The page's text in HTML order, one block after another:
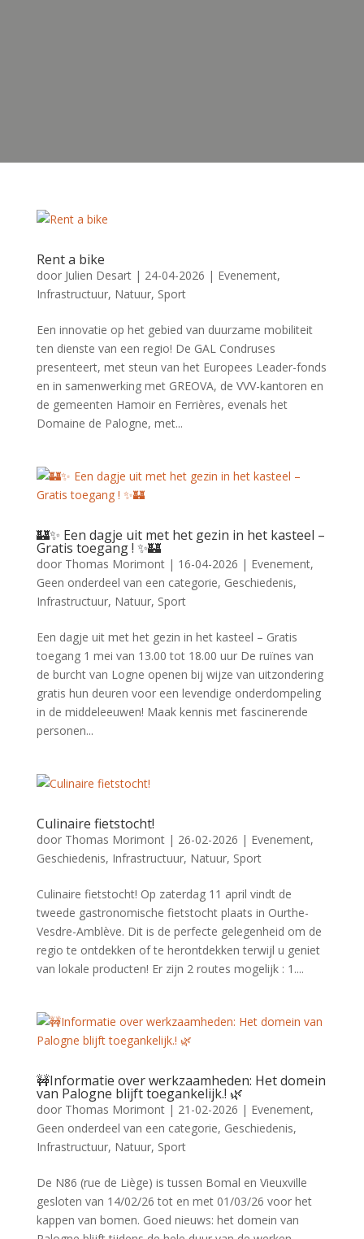
Rent a bike
door Julien Desart| 24-04-2026 | Evenement,
Infrastructuur, Natuur, Sport
Een innovatie op het gebied van duurzame mobiliteit
ten dienste van een regio! De GAL Condruses
presenteert, met steun van het Europees Leader-fonds
en in samenwerking met GREOVA, de VVV-kantoren en
de gemeenten Hamoir en Ferrières, evenals het
Domaine de Palogne, met...
🏰✨ Een dagje uit met het gezin in het kasteel –
Gratis toegang ! ✨🏰
door Thomas Morimont| 16-04-2026 | Evenement,
Geen onderdeel van een categorie, Geschiedenis,
Infrastructuur, Natuur, Sport
Een dagje uit met het gezin in het kasteel – Gratis
toegang 1 mei van 13.00 tot 18.00 uur De ruïnes van
de burcht van Logne openen bij wijze van uitzondering
gratis hun deuren voor een levendige onderdompeling
in de middeleeuwen! Maak kennis met fascinerende
personen...
Culinaire fietstocht!
door Thomas Morimont| 26-02-2026 | Evenement,
Geschiedenis, Infrastructuur, Natuur, Sport
Culinaire fietstocht! Op zaterdag 11 april vindt de
tweede gastronomische fietstocht plaats in Ourthe-
Vesdre-Amblève. Dit is de perfecte gelegenheid om de
regio te ontdekken of te herontdekken terwijl u geniet
van lokale producten! Er zijn 2 routes mogelijk : 1....
🚧Informatie over werkzaamheden: Het domein
van Palogne blijft toegankelijk.! 🌿
door Thomas Morimont| 21-02-2026 | Evenement,
Geen onderdeel van een categorie, Geschiedenis,
Infrastructuur, Natuur, Sport
De N86 (rue de Liège) is tussen Bomal en Vieuxville
gesloten van 14/02/26 tot en met 01/03/26 voor het
kappen van bomen. Goed nieuws: het domein van